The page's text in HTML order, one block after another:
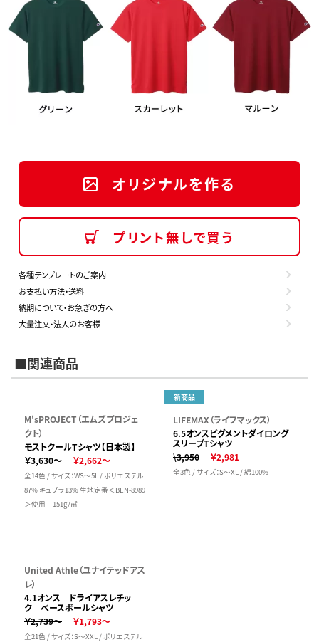
オリジナルを作る
プリント無しで買う
各種テンプレートのご案内
お支払い方法・送料
納期について・お急ぎの方へ
大量注文・法人のお客様
■関連商品
M'sPROJECT（エムズプロジェ
クト）
モストクールTシャツ【日本製】
￥3,630～
￥2,662～
全14色 / サイズ：WS～5L / ポリエステル
87% キュプラ13% 生地定番＜BEN-8989
＞使用 151g/㎡
新商品
LIFEMAX（ライフマックス）
6.5オンスピグメントダイロング
スリーブTシャツ
\3,950
￥2,981
全3色 / サイズ：S～XL / 綿100%
United Athle（ユナイテッドアス
レ）
4.1オンス ドライアスレチッ
ク ベースボールシャツ
￥2,739～
￥1,793～
全21色 / サイズ：S～XXL / ポリエステル